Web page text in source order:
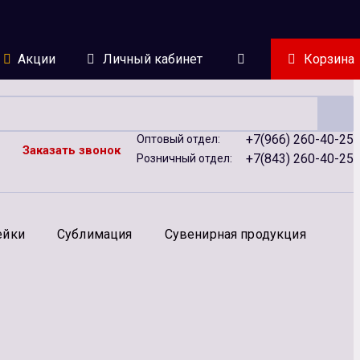
Акции Личный кабинет Корзина
Заказать звонок
Оптовый отдел: +7(966) 260-40-25
Розничный отдел: +7(843) 260-40-25
Сублимация
Сувенирная продукция